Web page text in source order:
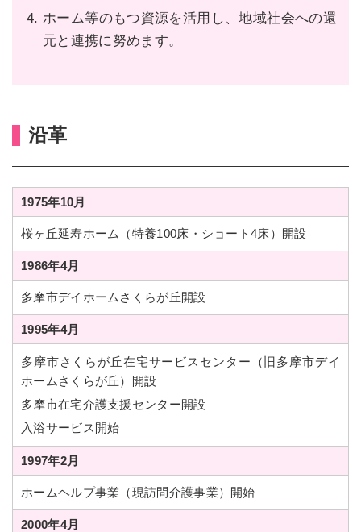
ホーム等のもつ資源を活用し、地域社会への還
元と連携に努めます。
沿革
1975年10月
桜ヶ丘延寿ホーム（特養100床・ショート4床）開設
1986年4月
多摩市デイホームさくらが丘開設
1995年4月
多摩市さくらが丘在宅サービスセンター（旧多摩市デイ
ホームさくらが丘）開設
多摩市在宅介護支援センター開設
入浴サービス開始
1997年2月
ホームヘルプ事業（現訪問介護事業）開始
2000年4月